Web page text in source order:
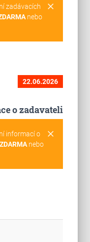
clear
zadávacích
nebo
22.06.2026
o zadavateli
clear
informací o
nebo